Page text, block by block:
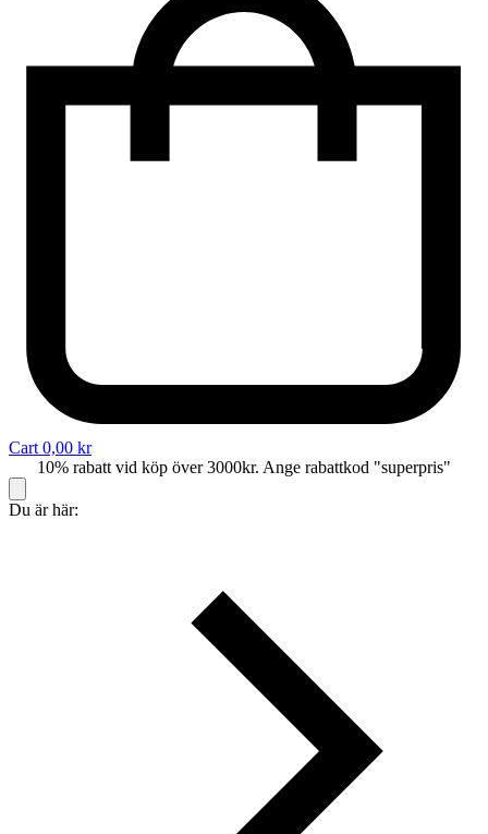
Cart 0,00 kr
10% rabatt vid köp över 3000kr. Ange rabattkod "superpris"
Du är här: